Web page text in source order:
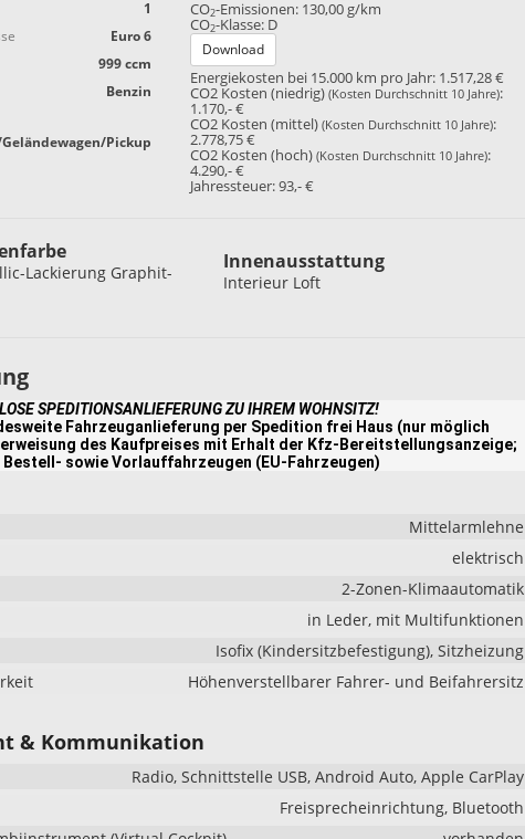
1
Euro 6
999 ccm
Benzin
Geländewagen/Pickup
CO2-Emissionen: 130,00 g/km
CO2-Klasse: D
Download
Energiekosten bei 15.000 km pro Jahr: 1.517,28 €
CO2 Kosten (niedrig)(Kosten Durchschnitt 10 Jahre):
1.170,- €
CO2 Kosten (mittel)(Kosten Durchschnitt 10 Jahre):
2.778,75 €
CO2 Kosten (hoch)(Kosten Durchschnitt 10 Jahre):
4.290,- €
Jahressteuer: 93,- €
Lackierung Graphit-
Innenausstattung
Interieur Loft
SPEDITIONSANLIEFERUNG ZU IHREM WOHNSITZ!
Fahrzeuganlieferung per Spedition frei Haus (nur möglich
des Kaufpreises mit Erhalt der Kfz-Bereitstellungsanzeige;
Bestell- sowie Vorlauffahrzeugen (EU-Fahrzeugen)
Mittelarmlehne
elektrisch
2-Zonen-Klimaautomatik
in Leder, mit Multifunktionen
Isofix (Kindersitzbefestigung), Sitzheizung
Höhenverstellbarer Fahrer- und Beifahrersitz
& Kommunikation
Radio, Schnittstelle USB, Android Auto, Apple CarPlay
Freisprecheinrichtung, Bluetooth